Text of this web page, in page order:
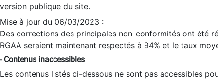
version publique du site.
Mise à jour du 06/03/2023 :
Des corrections des principales non-conformités ont été
RGAA seraient maintenant respectés à 94% et le taux
- Contenus inaccessibles
Les contenus listés ci-dessous ne sont pas accessibles